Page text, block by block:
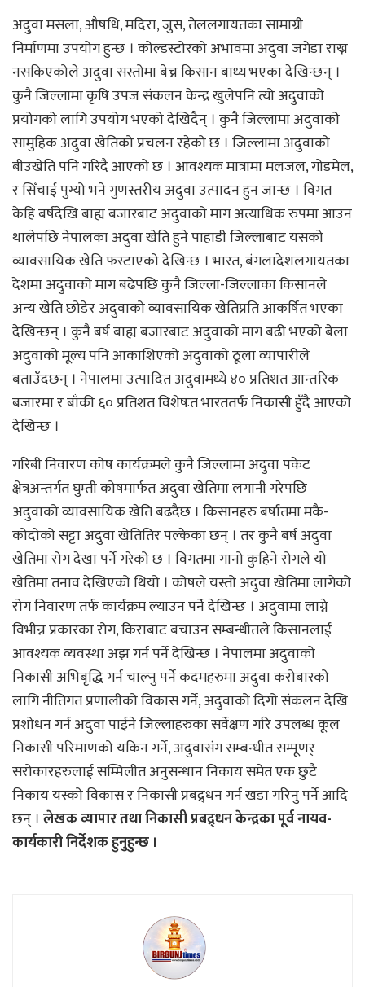
अदु्वा मसला, औषधि, मदिरा, जुस, तेललगायतका सामाग्री
निर्माणमा उपयोग हुन्छ । कोल्डस्टोरको अभावमा अदुवा जगेडा राख्न
नसकिएकोले अदुवा सस्तोमा बेच्न किसान बाध्य भएका देखिन्छन् ।
कुनै जिल्लामा कृषि उपज संकलन केन्द्र खुलेपनि त्यो अदुवाको
प्रयोगको लागि उपयोग भएको देखिदैन् । कुनै जिल्लामा अदुवाकोे
सामुहिक अदुवा खेतिको प्रचलन रहेको छ । जिल्लामा अदुवाको
बीउखेति पनि गरिदै आएको छ । आवश्यक मात्रामा मलजल, गोडमेल,
र सिँचाई पुग्यो भने गुणस्तरीय अदुवा उत्पादन हुन जान्छ । विगत
केहि बर्षदेखि बाह्य बजारबाट अदुवाको माग अत्याधिक रुपमा आउन
थालेपछि नेपालका अदुवा खेति हुने पाहाडी जिल्लाबाट यसको
व्यावसायिक खेति फस्टाएको देखिन्छ । भारत, बंगलादेशलगायतका
देशमा अदुवाको माग बढेपछि कुनै जिल्ला-जिल्लाका किसानले
अन्य खेति छोडेर अदुवाको व्यावसायिक खेतिप्रति आकर्षित भएका
देखिन्छन् । कुनै बर्ष बाह्य बजारबाट अदुवाको माग बढी भएको बेला
अदुवाको मूल्य पनि आकाशिएको अदुवाको ठूला व्यापारीले
बताउँदछन् । नेपालमा उत्पादित अदुवामध्ये ४० प्रतिशत आन्तरिक
बजारमा र बाँकी ६० प्रतिशत विशेषःत भारततर्फ निकासी हुँदै आएको
देखिन्छ ।
गरिबी निवारण कोष कार्यक्रमले कुनै जिल्लामा अदुवा पकेट
क्षेत्रअन्तर्गत घुम्ती कोषमार्फत अदुवा खेतिमा लगानी गरेपछि
अदुवाको व्यावसायिक खेति बढदैछ । किसानहरु बर्षातमा मकै-
कोदोको सट्टा अदुवा खेतितिर पल्केका छन् । तर कुनै बर्ष अदुवा
खेतिमा रोग देखा पर्ने गरेको छ । विगतमा गानो कुहिने रोगले यो
खेतिमा तनाव देखिएको थियो । कोषले यस्तो अदुवा खेतिमा लागेको
रोग निवारण तर्फ कार्यक्रम ल्याउन पर्ने देखिन्छ । अदुवामा लाग्ने
विभीन्न प्रकारका रोग, किराबाट बचाउन सम्बन्धीतले किसानलाई
आवश्यक व्यवस्था अझ गर्न पर्ने देखिन्छ । नेपालमा अदुवाको
निकासी अभिबृद्धि गर्न चाल्नु पर्ने कदमहरुमा अदुवा करोबारको
लागि नीतिगत प्रणालीको विकास गर्ने, अदुवाको दिगो संकलन देखि
प्रशोधन गर्न अदुवा पाईने जिल्लाहरुका सर्वेक्षण गरि उपलब्ध कूल
निकासी परिमाणको यकिन गर्ने, अदुवासंग सम्बन्धीत सम्पूणर्
सरोकारहरुलाई सम्मिलीत अनुसन्धान निकाय समेत एक छुटै
निकाय यस्को विकास र निकासी प्रबद्र्धन गर्न खडा गरिनु पर्ने आदि
छन् । लेखक व्यापार तथा निकासी प्रबद्र्धन केन्द्रका पूर्व नायव-
कार्यकारी निर्देशक हुनुहुन्छ ।